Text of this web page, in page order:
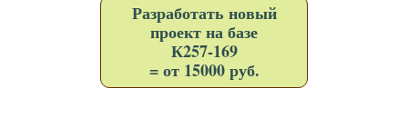
Разработать новый
проект на базе
К257-169
= от 15000 руб.